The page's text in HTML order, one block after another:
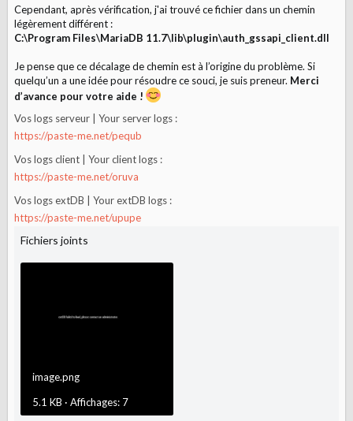
Cependant, après vérification, j'ai trouvé ce fichier dans un chemin
légèrement différent :
C:\Program Files\MariaDB 11.7\lib\plugin\auth_gssapi_client.dll
Je pense que ce décalage de chemin est à l’origine du problème. Si
quelqu’un a une idée pour résoudre ce souci, je suis preneur. Merci
d’avance pour votre aide !
Vos logs serveur | Your server logs
https://paste-me.net/pequb
Vos logs client | Your client logs
https://paste-me.net/oruva
Vos logs extDB | Your extDB logs
https://paste-me.net/upupe
Fichiers joints
image.png
5.1 KB · Affichages: 7